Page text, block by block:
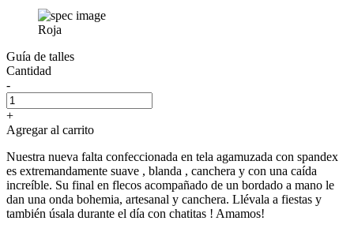
Roja
Guía de talles
Cantidad
-
+
Agregar al carrito
Nuestra nueva falta confeccionada en tela agamuzada con spandex
es extremandamente suave , blanda , canchera y con una caída
increíble. Su final en flecos acompañado de un bordado a mano le
dan una onda bohemia, artesanal y canchera. Llévala a fiestas y
también úsala durante el día con chatitas ! Amamos!